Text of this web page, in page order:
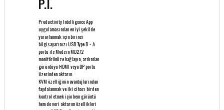
Productivity Intelligence App
uygulamasından en iyi şekilde
yararlanmak için birinci
bilgisayarınızı USB Type B ~ A
portu ile Modern MD272
monitörünüze bağlayın, ardından
görüntüyü HDMI veya DP portu
üzerinden aktarın.
KVM özelliğinin avantajlarından
faydalanmak ve iki cihazı birden
kontrol etmek için hem görüntü
hem de veri aktarım özellikleri